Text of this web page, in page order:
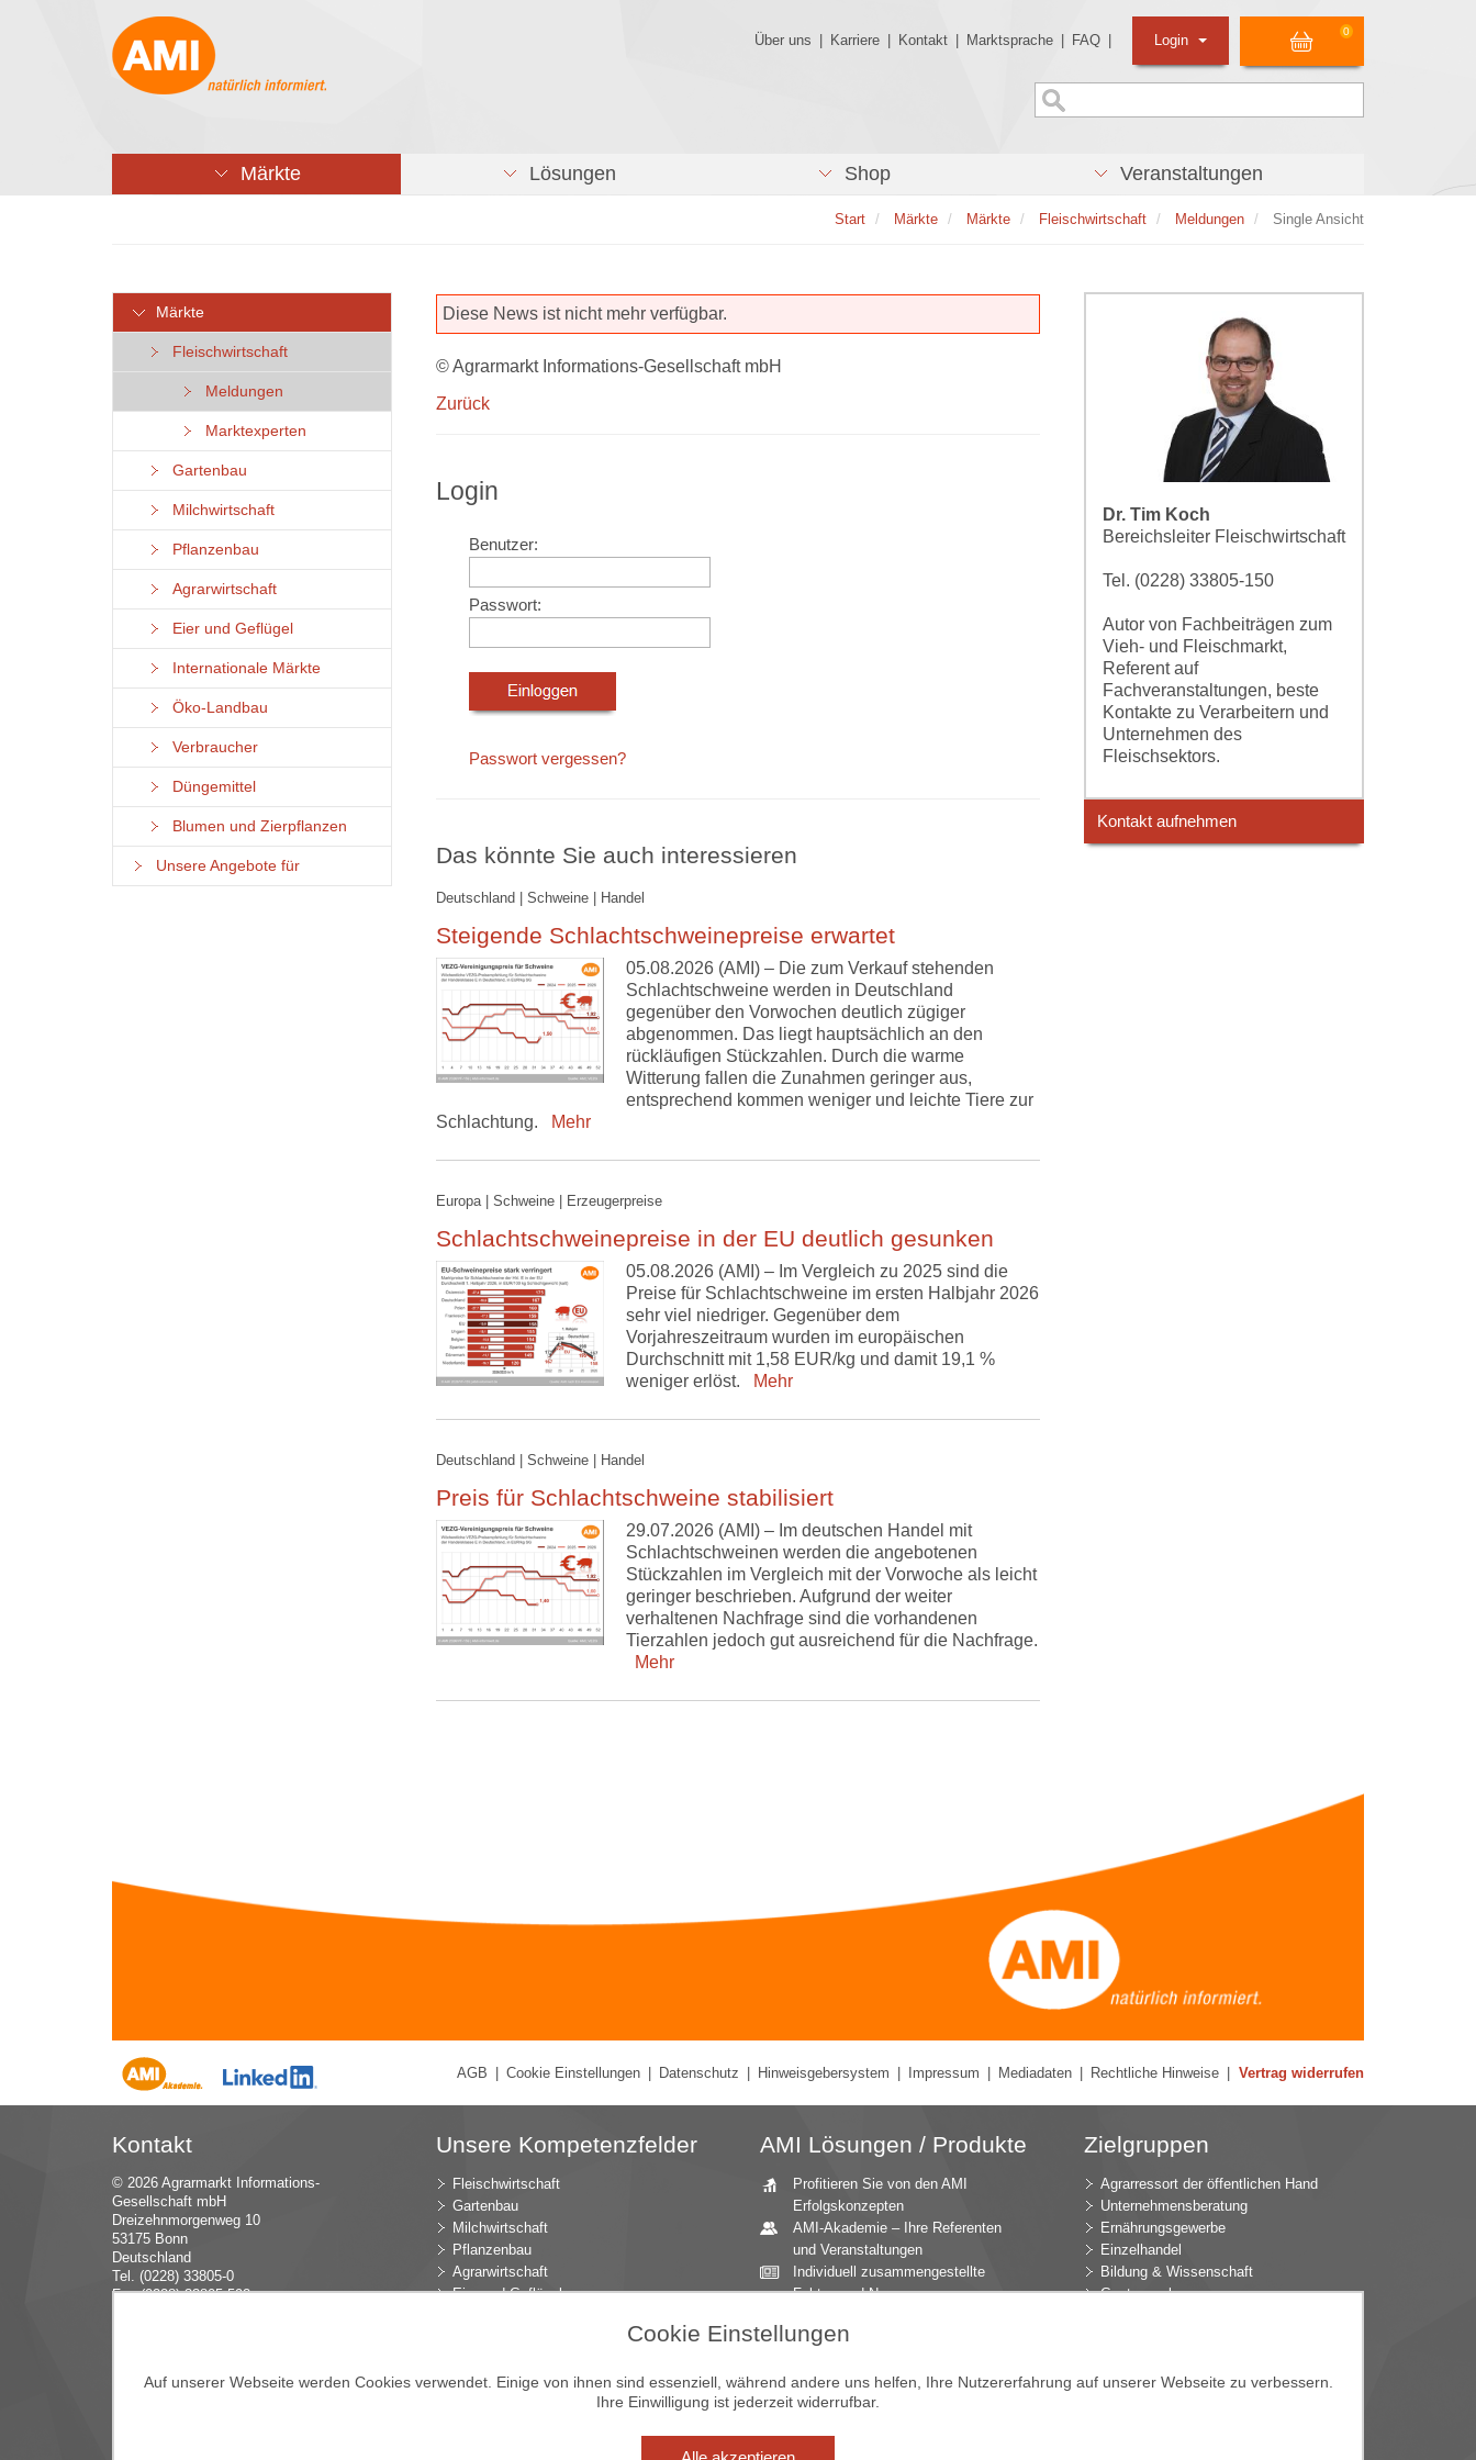
Über uns Karriere Kontakt Marktsprache FAQ
0
Login
Märkte Lösungen Shop Veranstaltungen
Start Märkte Märkte Fleischwirtschaft Meldungen Single Ansicht
Märkte
Fleischwirtschaft
Meldungen
Marktexperten
Gartenbau
Milchwirtschaft
Pflanzenbau
Agrarwirtschaft
Eier und Geflügel
Internationale Märkte
Öko-Landbau
Verbraucher
Düngemittel
Blumen und Zierpflanzen
Unsere Angebote für
Diese News ist nicht mehr verfügbar.
© Agrarmarkt Informations-Gesellschaft mbH
Zurück
Login
Benutzer:
Passwort:
Passwort vergessen?
Das könnte Sie auch interessieren
Deutschland | Schweine | Handel
Steigende Schlachtschweinepreise erwartet
05.08.2026 (AMI) – Die zum Verkauf stehenden
Schlachtschweine werden in Deutschland
gegenüber den Vorwochen deutlich zügiger
abgenommen. Das liegt hauptsächlich an den
rückläufigen Stückzahlen. Durch die warme
Witterung fallen die Zunahmen geringer aus,
entsprechend kommen weniger und leichte Tiere zur
Schlachtung.
Mehr
Europa | Schweine | Erzeugerpreise
Schlachtschweinepreise in der EU deutlich gesunken
05.08.2026 (AMI) – Im Vergleich zu 2025 sind die
Preise für Schlachtschweine im ersten Halbjahr 2026
sehr viel niedriger. Gegenüber dem
Vorjahreszeitraum wurden im europäischen
Durchschnitt mit 1,58 EUR/kg und damit 19,1 %
weniger erlöst.
Mehr
Deutschland | Schweine | Handel
Preis für Schlachtschweine stabilisiert
29.07.2026 (AMI) – Im deutschen Handel mit
Schlachtschweinen werden die angebotenen
Stückzahlen im Vergleich mit der Vorwoche als leicht
geringer beschrieben. Aufgrund der weiter
verhaltenen Nachfrage sind die vorhandenen
Tierzahlen jedoch gut ausreichend für die Nachfrage.
Mehr
Dr. Tim Koch
Bereichsleiter Fleischwirtschaft
Tel. (0228) 33805-150
Autor von Fachbeiträgen zum
Vieh- und Fleischmarkt,
Referent auf
Fachveranstaltungen, beste
Kontakte zu Verarbeitern und
Unternehmen des
Fleischsektors.
Kontakt aufnehmen
AGB Cookie Einstellungen Datenschutz Hinweisgebersystem Impressum Mediadaten Rechtliche Hinweise Vertrag widerrufen
Kontakt
© 2026 Agrarmarkt Informations-
Gesellschaft mbH
Dreizehnmorgenweg 10
53175 Bonn
Deutschland
Tel. (0228) 33805-0
Fax (0228) 33805-592
Unsere Kompetenzfelder
Fleischwirtschaft
Gartenbau
Milchwirtschaft
Pflanzenbau
Agrarwirtschaft
Eier und Geflügel
Düngemittel
Blumen und Zierpflanzen
AMI Lösungen / Produkte
Profitieren Sie von den AMI
Erfolgskonzepten
AMI-Akademie – Ihre Referenten
und Veranstaltungen
Individuell zusammengestellte
Fakten und News
Marktexperten
einen umfangreichen Überblick
Jahrbücher – einzigartige
Zielgruppen
Agrarressort der öffentlichen Hand
Unternehmensberatung
Ernährungsgewerbe
Einzelhandel
Bildung & Wissenschaft
Gastgewerbe
Gartenbau
Cookie Einstellungen
Auf unserer Webseite werden Cookies verwendet. Einige von ihnen sind essenziell, während andere uns helfen, Ihre Nutzererfahrung auf unserer Webseite zu verbessern.
Ihre Einwilligung ist jederzeit widerrufbar.